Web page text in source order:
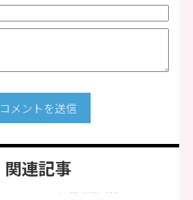
コメントを送信
関連記事